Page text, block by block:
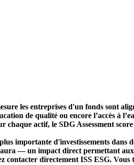
les entreprises d'un fonds sont
de qualité ou encore l’accès à
chaque actif, le SDG Assessment
importante d'investissements
— un impact direct permettant
contacter directement ISS ESG.